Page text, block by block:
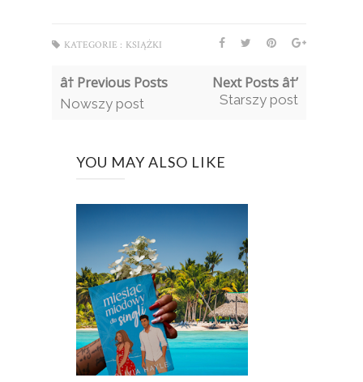
KATEGORIE : KSIĄŻKI
â† Previous Posts
Nowszy post
Next Posts â†’
Starszy post
YOU MAY ALSO LIKE